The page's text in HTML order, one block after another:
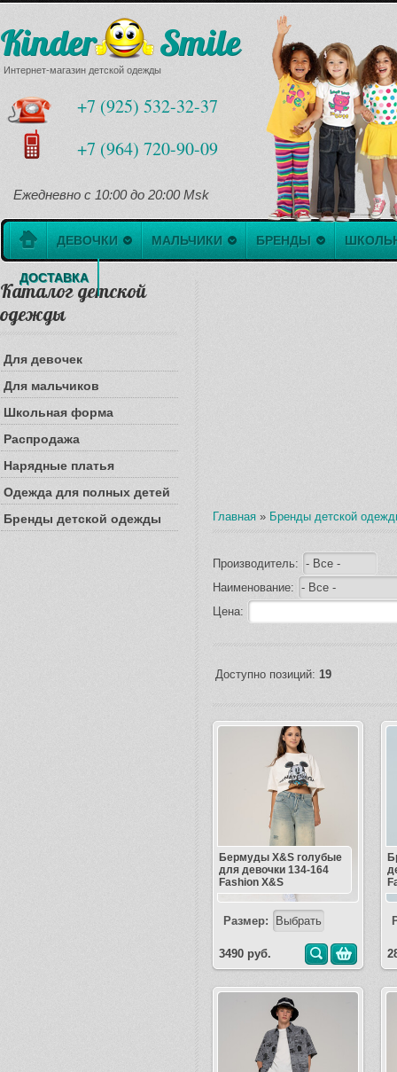
Kinder Smile
Интернет-магазин детской одежды
+7 (925) 532-32-37
+7 (964) 720-90-09
Ежедневно с 10:00 до 20:00 Msk
ДЕВОЧКИ МАЛЬЧИКИ БРЕНДЫ
ДОСТАВКА
Каталог детской
одежды
Для девочек
Для мальчиков
Школьная форма
Распродажа
Нарядные платья
Одежда для полных детей
Бренды детской одежды
Главная » Бренды детской
Производитель:
Наименование:
Цена:
Доступно позиций: 19
Бермуды X&S голубые
для девочки 134-164
Fashion X&S
Размер:
3490 руб.